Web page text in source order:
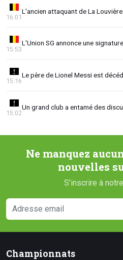
L'ancien attaquant de La
16:01
L'Union SG annonce une
15:53
Le père de Lionel Messi est
15:16
Un grand club a entamé des
15:02
Ne manquez
nouvelles
S'inscrire à
Championnats